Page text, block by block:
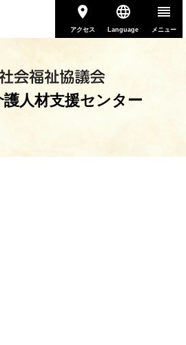
アクセス Language メニュー
人材支援センター